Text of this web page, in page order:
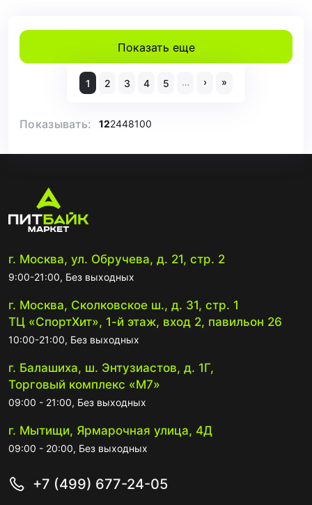
Показать еще
1 2 3 4 5 … › »
Показывать: 122448100
г. Москва, ул. Обручева, д. 21, стр. 2
9:00-21:00, Без выходных
г. Москва, Сколковское ш., д. 31, стр. 1
ТЦ «СпортХит», 1-й этаж, вход 2, павильон 26
10:00-21:00, Без выходных
г. Балашиха, ш. Энтузиастов, д. 1Г,
Торговый комплекс «М7»
09:00 - 21:00, Без выходных
г. Мытищи, Ярмарочная улица, 4Д
09:00 - 20:00, Без выходных
+7 (499) 677-24-05